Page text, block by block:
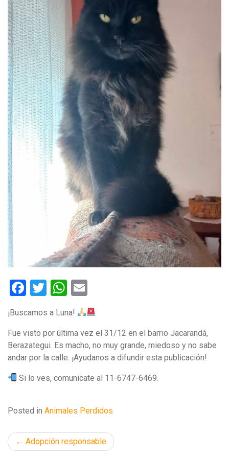
Facebook
TwitterWhatsApp
¡Buscamos a Luna!
Fue visto por última vez el 31/12 en el barrio Jacarandá,
Berazategui. Es macho, no muy grande, miedoso y no sabe
andar por la calle. ¡Ayudanos a difundir esta publicación!
Si lo ves, comunicate al 11-6747-6469.
Posted in Animales Perdidos
Navegación
Adopción responsable